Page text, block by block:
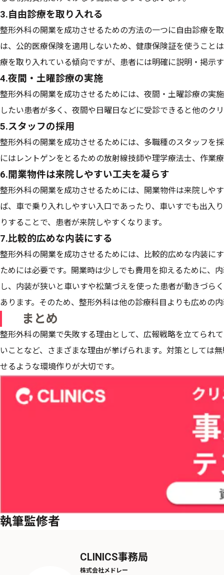
3.自由診療を取り入れる
整形外科の開業を成功させるための方法の一つに自由診療を
は、公的医療保険を適用しないため、健康保険証を使うこと
療を取り入れている傾向ですが、患者には明確に説明・掲示
4.夜間・土曜診療の実施
整形外科の開業を成功させるためには、夜間・土曜診療の実
したい患者が多く、夜間や日曜日などに受診できると他のク
5.スタッフの採用
整形外科の開業を成功させるためには、多職種のスタッフを
にはレントゲンをとるための放射線技師や理学療法士、作業
6.開業物件は来院しやすい工夫を凝らす
整形外科の開業を成功させるためには、開業物件は来院しや
ば、車で乗り入れしやすい入口であったり、車いすでも出入
りすることで、患者が来院しやすくなります。
7.比較的広めな内装にする
整形外科の開業を成功させるためには、比較的広めな内装に
ためには必要です。開業時は少しでも費用を抑えるために、
し、内装が狭いと車いすや松葉づえを使った患者が動きづら
あります。そのため、整形外科は他の診療科目よりも広めの
まとめ
整形外科の開業で失敗する理由として、広報戦略を立てられ
いことなど、さまざまな理由が挙げられます。対策としては
せるような環境作りが大切です。
執筆監修者
CLINICS事務局
株式会社メドレー